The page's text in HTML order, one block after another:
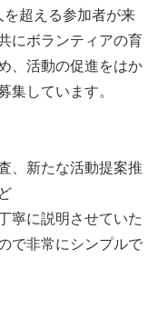
超える参加者が来
にボランティアの育
、活動の促進をはか
集しています。
、新たな活動提案推
寧に説明させていた
で非常にシンプルで